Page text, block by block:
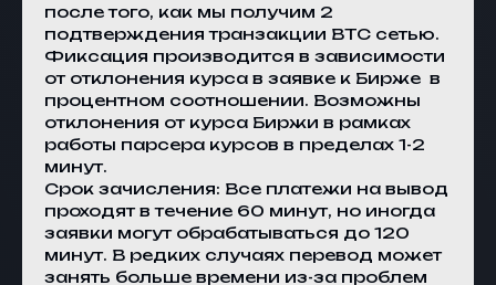
после того, как мы получим 2
подтверждения транзакции BTC сетью.
Фиксация производится в зависимости
от отклонения курса в заявке к Бирже в
процентном соотношении. Возможны
отклонения от курса Биржи в рамках
работы парсера курсов в пределах 1-2
минут.
Срок зачисления: Все платежи на вывод
проходят в течение 60 минут, но иногда
заявки могут обрабатываться до 120
минут. В редких случаях перевод может
занять больше времени из-за проблем